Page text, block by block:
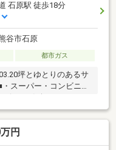
石原駅 徒歩18分
谷市石原
都市ガス
坪とゆとりのあるサ
スーパー・コンビニ・
原駅まで徒歩18分・埼
動産部門です。大正3
不動産から注文住宅・
ションのご紹介、さら
円